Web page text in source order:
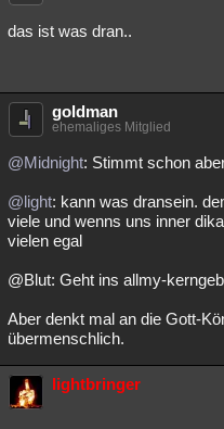
das ist was dran..
goldman
ehemaliges Mitglied
@Midnight: Stimmt schon
@light: kann was dransein.
viele und wenns uns inner
vielen egal
@Blut: Geht ins allmy-
Aber denkt mal an die Gott-
übermenschlich.
lightbringer